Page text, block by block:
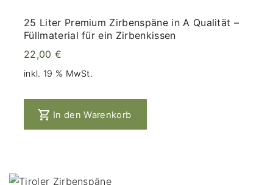
25 Liter Premium Zirbenspäne in A Qualität –
Füllmaterial für ein Zirbenkissen
22,00 €
inkl. 19 % MwSt.
In den Warenkorb